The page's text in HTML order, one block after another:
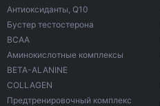
Антиоксиданты, Q10
Бустер тестостерона
ВСАА
Аминокислотные комплексы
BETA-ALANINE
COLLAGEN
Предтренировочный комплекс